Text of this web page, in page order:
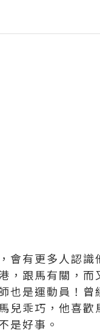
有更多人認識
，跟馬有關，而
也是運動員！曾
兒乖巧，他喜歡
是好事。